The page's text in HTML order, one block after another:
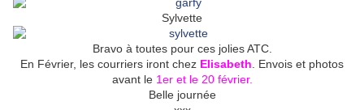
Sylvette
Bravo à toutes pour ces jolies ATC.
En Février, les courriers iront chez Elisabeth . Envois et photos
avant le 1er et le 20 février.
Belle journée